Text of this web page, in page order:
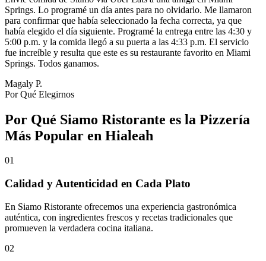
Springs. Lo programé un día antes para no olvidarlo. Me llamaron
para confirmar que había seleccionado la fecha correcta, ya que
había elegido el día siguiente. Programé la entrega entre las 4:30 y
5:00 p.m. y la comida llegó a su puerta a las 4:33 p.m. El servicio
fue increíble y resulta que este es su restaurante favorito en Miami
Springs. Todos ganamos.
Magaly P.
Por Qué Elegirnos
Por Qué Siamo Ristorante es la Pizzería
Más Popular en Hialeah
01
Calidad y Autenticidad en Cada Plato
En Siamo Ristorante ofrecemos una experiencia gastronómica
auténtica, con ingredientes frescos y recetas tradicionales que
promueven la verdadera cocina italiana.
02